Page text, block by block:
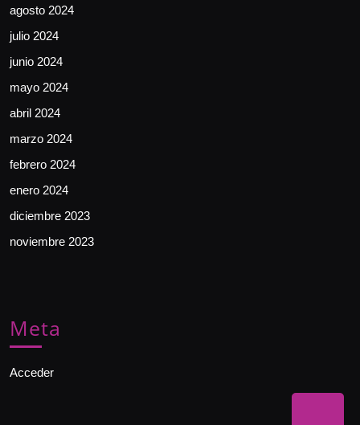
agosto 2024
julio 2024
junio 2024
mayo 2024
abril 2024
marzo 2024
febrero 2024
enero 2024
diciembre 2023
noviembre 2023
Meta
Acceder